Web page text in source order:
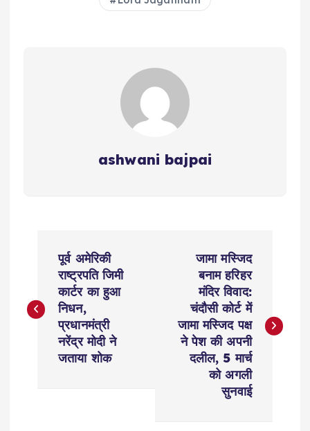
ashwani bajpai
s
पूर्व अमेरिकी
राष्ट्रपति जिमी
कार्टर का हुआ
निधन,
प्रधानमंत्री
नरेंद्र मोदी ने
जताया शोक
जामा मस्जिद
बनाम हरिहर
मंदिर विवाद:
चंदौसी कोर्ट में
जामा मस्जिद पक्ष
ने पेश की अपनी
दलील, 5 मार्च
को अगली
सुनवाई